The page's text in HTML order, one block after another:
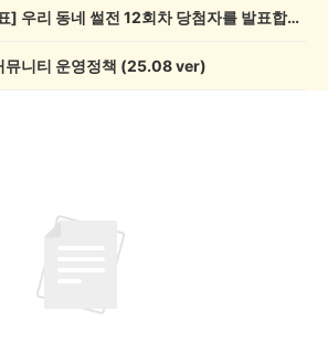
💰[당첨자 발표] 우리 동네 썰전 12회차 당첨자를 발표합니다!
뮤니티 운영정책 (25.08 ver)